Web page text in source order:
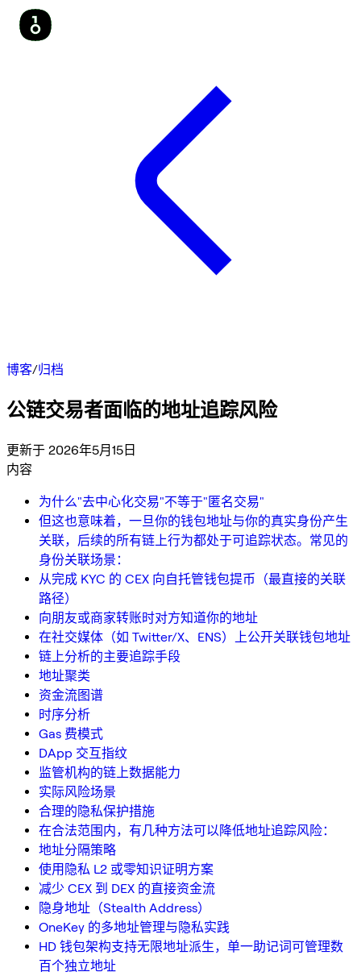
博客/归档
公链交易者面临的地址追踪风险
更新于 2026年5月15日
内容
为什么"去中心化交易"不等于"匿名交易"
但这也意味着，一旦你的钱包地址与你的真实身份产生
关联，后续的所有链上行为都处于可追踪状态。常见的
身份关联场景：
从完成 KYC 的 CEX 向自托管钱包提币（最直接的关联
路径）
向朋友或商家转账时对方知道你的地址
在社交媒体（如 Twitter/X、ENS）上公开关联钱包地址
链上分析的主要追踪手段
地址聚类
资金流图谱
时序分析
Gas 费模式
DApp 交互指纹
监管机构的链上数据能力
实际风险场景
合理的隐私保护措施
在合法范围内，有几种方法可以降低地址追踪风险：
地址分隔策略
使用隐私 L2 或零知识证明方案
减少 CEX 到 DEX 的直接资金流
隐身地址（Stealth Address）
OneKey 的多地址管理与隐私实践
HD 钱包架构支持无限地址派生，单一助记词可管理数
百个独立地址